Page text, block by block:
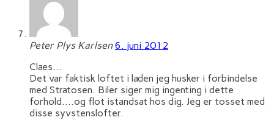
Peter Plys Karlsen 6. juni 2012
Claes…
Det var faktisk loftet i laden jeg husker i forbindelse
med Stratosen. Biler siger mig ingenting i dette
forhold….og flot istandsat hos dig. Jeg er tosset med
disse syvstenslofter.